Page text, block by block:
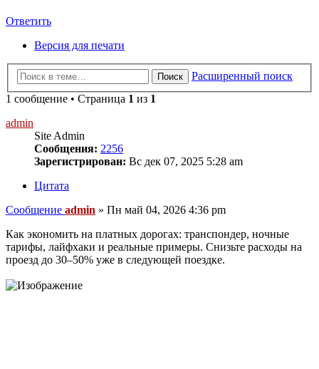
Ответить
Версия для печати
Поиск
Расширенный поиск
1 сообщение • Страница 1 из 1
admin
Site Admin
Сообщения: 2256
Зарегистрирован: Вс дек 07, 2025 5:28 am
Цитата
Сообщение admin » Пн май 04, 2026 4:36 pm
Как экономить на платных дорогах: транспондер, ночные
тарифы, лайфхаки и реальные примеры. Снизьте расходы на
проезд до 30–50% уже в следующей поездке.